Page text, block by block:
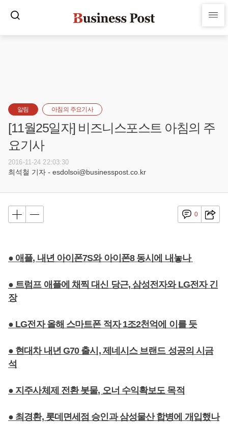
알림 아침의 주요기사
[11월25일자] 비즈니스포스트 아침의 주
요기사
2016-11-24 22:03:30
최석철 기자 - esdolsoi@businesspost.co.kr
0
● 애플, 내년 아이폰7S와 아이폰8 동시에 내놓나
● 트럼프 애플에 채찍 대신 당근, 삼성전자와 LG전자 긴
장
● LG전자 올해 스마트폰 적자 1조2천억에 이를 듯
● 현대차 내년 G70 출시, 제네시스 브랜드 성공의 시금
석
● 지주사체제 전환 봇물, 오너 수익확보도 목적
● 최경환, 롯데면세점 승인과 삼성물산 합병에 개입했나